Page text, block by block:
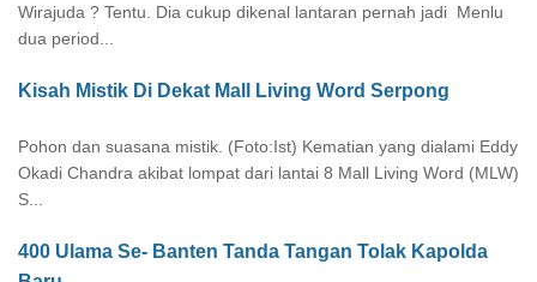
Wirajuda ? Tentu. Dia cukup dikenal lantaran pernah jadi Menlu
dua period...
Kisah Mistik Di Dekat Mall Living Word Serpong
Pohon dan suasana mistik. (Foto:Ist) Kematian yang dialami Eddy
Okadi Chandra akibat lompat dari lantai 8 Mall Living Word (MLW)
S...
400 Ulama Se- Banten Tanda Tangan Tolak Kapolda